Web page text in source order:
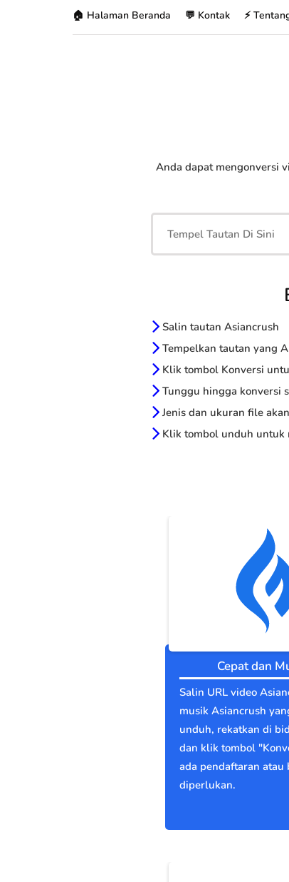
🏠 Halaman Beranda 💬 Kontak ⚡
Anda dapat mengonversi
Salin tautan Asiancrush
Tempelkan tautan yang
Klik tombol Konversi
Tunggu hingga konversi
Jenis dan ukuran file
Klik tombol unduh untuk
Cepat dan
Salin URL video
musik Asiancrush
unduh, rekatkan di
dan klik tombol
ada pendaftaran atau
diperlukan.